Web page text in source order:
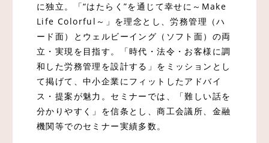
に独立。「“はたらく”を通じて幸せに～Make
Life Colorful～」を理念とし、労務管理（ハ
ード面）とウェルビーイング（ソフト面）の両
立・実現を目指す。「時代・法令・お客様に調
和した労務管理を設計する」をミッションとし
て掲げて、中小企業にフィットしたアドバイ
ス・提案が魅力。セミナーでは、「難しい話を
分かりやすく」を信条とし、商工会議所、金融
機関等でのセミナー実績多数。